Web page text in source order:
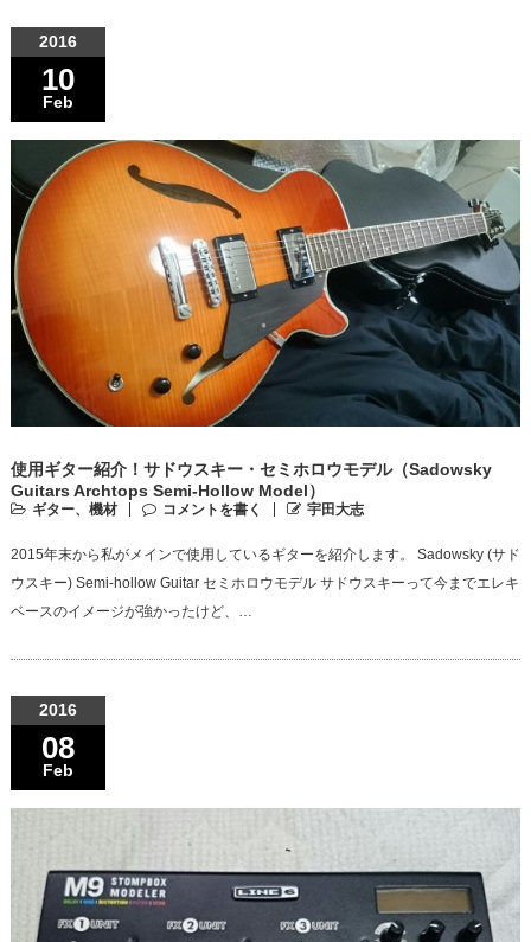
2016
10
Feb
使用ギター紹介！サドウスキー・セミホロウモデル（Sadowsky
Guitars Archtops Semi-Hollow Model）
ギター、機材 コメントを書く 宇田大志
2015年末から私がメインで使用しているギターを紹介します。 Sadowsky (サド
ウスキー) Semi-hollow Guitar セミホロウモデル サドウスキーって今までエレキ
ベースのイメージが強かったけど、…
2016
08
Feb